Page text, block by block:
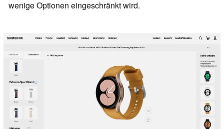
wenige Optionen eingeschränkt wird.